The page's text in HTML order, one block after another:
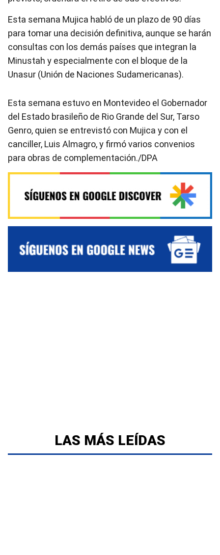
Esta semana Mujica habló de un plazo de 90 días
para tomar una decisión definitiva, aunque se harán
consultas con los demás países que integran la
Minustah y especialmente con el bloque de la
Unasur (Unión de Naciones Sudamericanas).
Esta semana estuvo en Montevideo el Gobernador
del Estado brasileño de Rio Grande del Sur, Tarso
Genro, quien se entrevistó con Mujica y con el
canciller, Luis Almagro, y firmó varios convenios
para obras de complementación./DPA
LAS MÁS LEÍDAS